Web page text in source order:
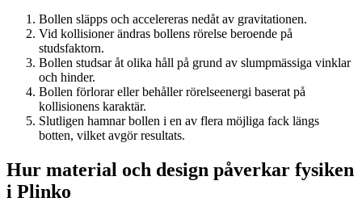
Bollen släpps och accelereras nedåt av gravitationen.
Vid kollisioner ändras bollens rörelse beroende på
studsfaktorn.
Bollen studsar åt olika håll på grund av slumpmässiga vinklar
och hinder.
Bollen förlorar eller behåller rörelseenergi baserat på
kollisionens karaktär.
Slutligen hamnar bollen i en av flera möjliga fack längs
botten, vilket avgör resultats.
Hur material och design påverkar fysiken
i Plinko